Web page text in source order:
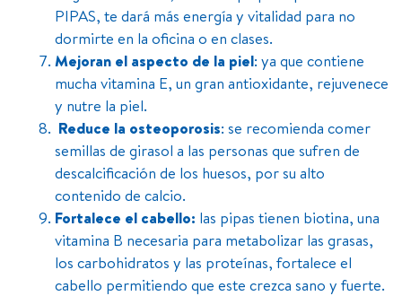
PIPAS, te dará más energía y vitalidad para no
dormirte en la oficina o en clases.
Mejoran el aspecto de la piel: ya que contiene
mucha vitamina E, un gran antioxidante, rejuvenece
y nutre la piel.
Reduce la osteoporosis: se recomienda comer
semillas de girasol a las personas que sufren de
descalcificación de los huesos, por su alto
contenido de calcio.
Fortalece el cabello: las pipas tienen biotina, una
vitamina B necesaria para metabolizar las grasas,
los carbohidratos y las proteínas, fortalece el
cabello permitiendo que este crezca sano y fuerte.